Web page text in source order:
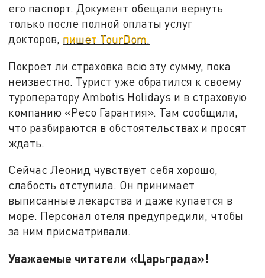
его паспорт. Документ обещали вернуть
только после полной оплаты услуг
докторов, пишет TourDom.
Покроет ли страховка всю эту сумму, пока
неизвестно. Турист уже обратился к своему
туроператору Ambotis Holidays и в страховую
компанию «Ресо Гарантия». Там сообщили,
что разбираются в обстоятельствах и просят
ждать.
Сейчас Леонид чувствует себя хорошо,
слабость отступила. Он принимает
выписанные лекарства и даже купается в
море. Персонал отеля предупредили, чтобы
за ним присматривали.
Уважаемые читатели «Царьграда»!